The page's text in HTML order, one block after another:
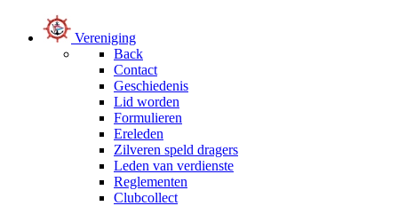
Vereniging
Back
Contact
Geschiedenis
Lid worden
Formulieren
Ereleden
Zilveren speld dragers
Leden van verdienste
Reglementen
Clubcollect